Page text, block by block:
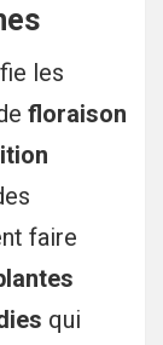
les
floraison
faire
qui